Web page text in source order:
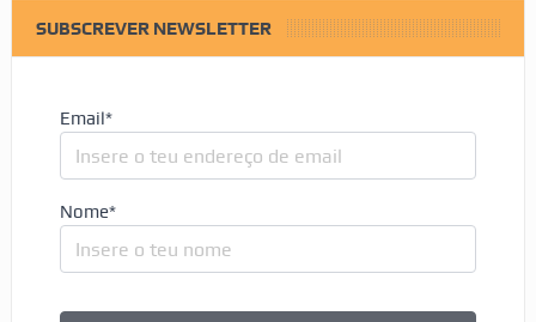
SUBSCREVER NEWSLETTER
Email*
Nome*